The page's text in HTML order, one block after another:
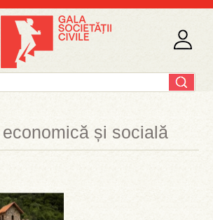
și socială